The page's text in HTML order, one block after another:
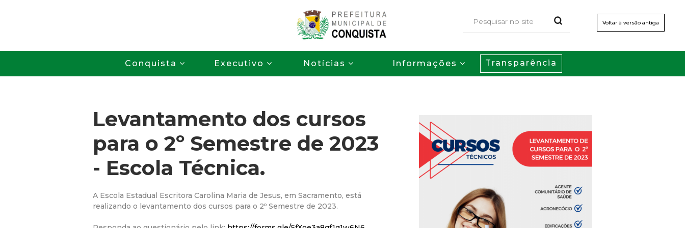
para
o
conteúdo
principal
Voltar à versão antiga
P
r
f
e
i
t
Conquista Executivo Notícias Informações Transparência
Levantamento dos cursos
para o 2º Semestre de 2023
- Escola Técnica.
A Escola Estadual Escritora Carolina Maria de Jesus, em Sacramento, está
realizando o levantamento dos cursos para o 2º Semestre de 2023.